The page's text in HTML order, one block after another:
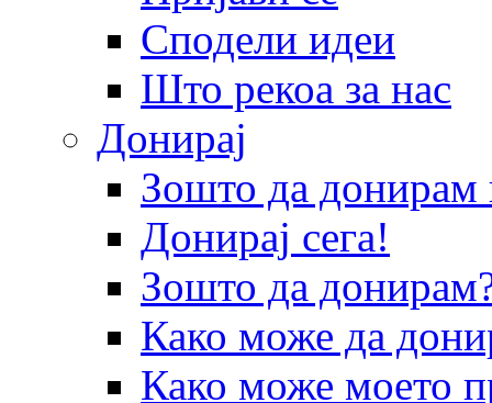
Сподели идеи
Што рекоа за нас
Донирај
Зошто да
Донирај сега!
Зошто да
Како може да
Како може моето